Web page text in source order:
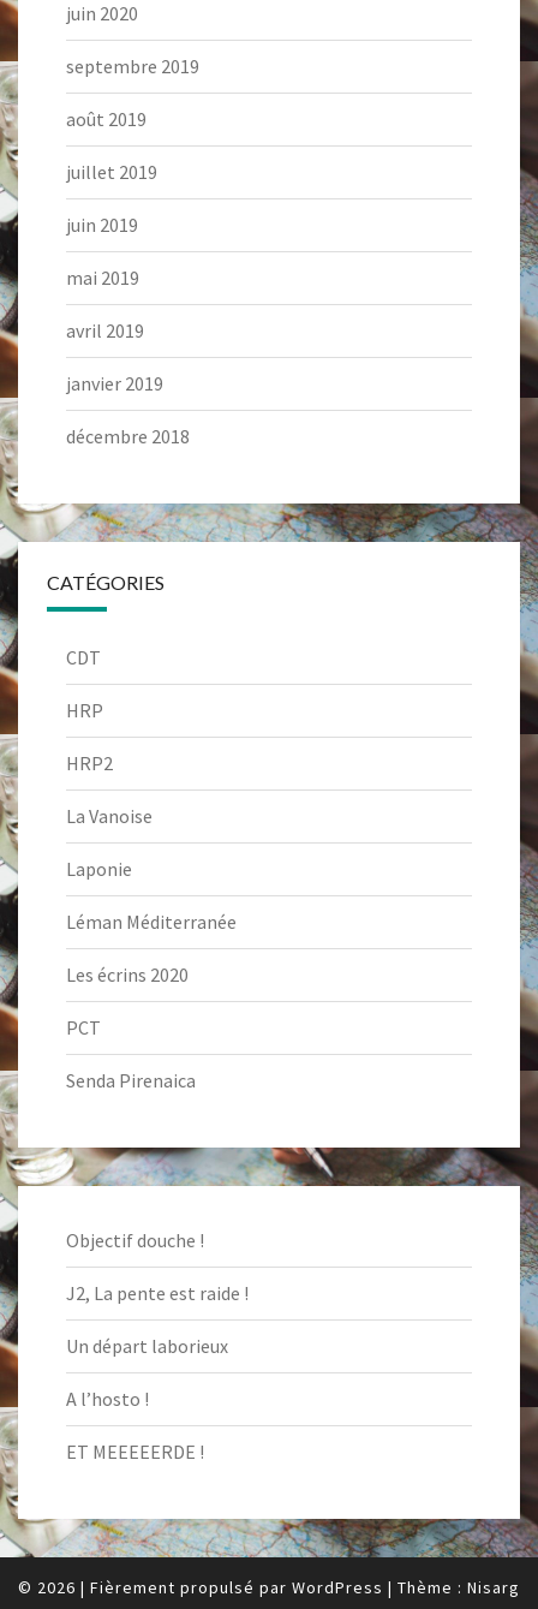
juin 2020
septembre 2019
août 2019
juillet 2019
juin 2019
mai 2019
avril 2019
janvier 2019
décembre 2018
CATÉGORIES
CDT
HRP
HRP2
La Vanoise
Laponie
Léman Méditerranée
Les écrins 2020
PCT
Senda Pirenaica
Objectif douche !
J2, La pente est raide !
Un départ laborieux
A l’hosto !
ET MEEEEERDE !
© 2026 | Fièrement propulsé par WordPress | Thème : Nisarg